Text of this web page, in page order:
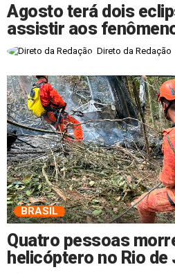
Agosto terá dois
assistir aos
Direto da Redação
BRASIL
Quatro pessoas
helicóptero no Rio de